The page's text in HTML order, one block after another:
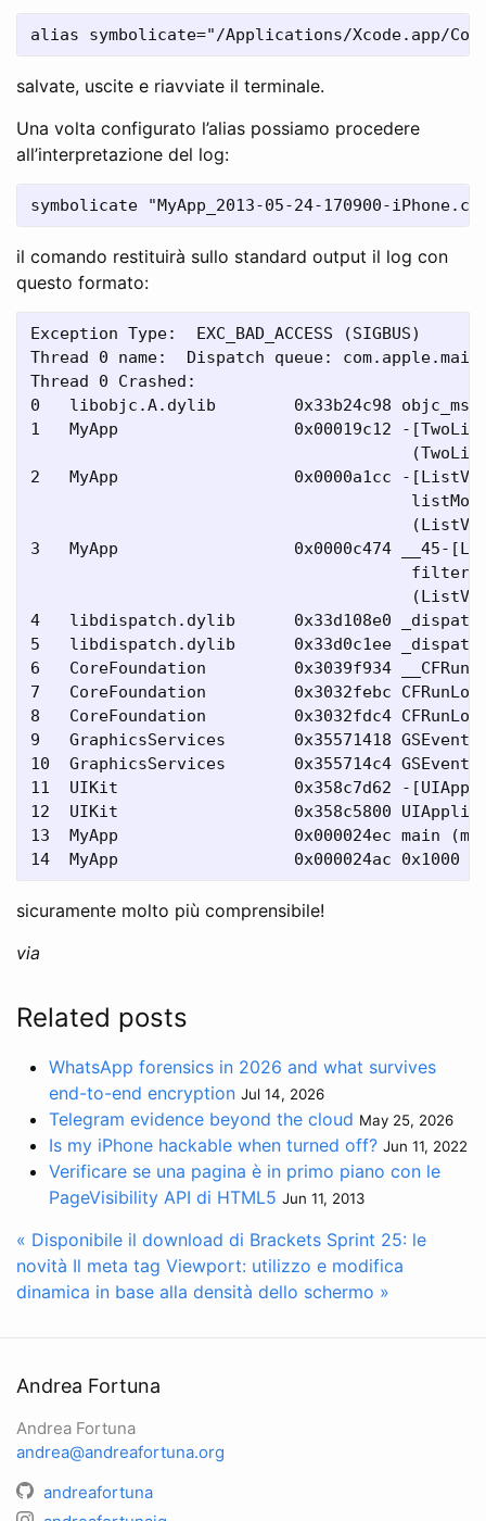
salvate, uscite e riavviate il terminale.
Una volta configurato l’alias possiamo procedere
all’interpretazione del log:
il comando restituirà sullo standard output il log con
questo formato:
Exception Type:  EXC_BAD_ACCESS (SIGBUS)
Thread 0 name:  Dispatch queue:
Thread 0 Crashed:
0   libobjc.A.dylib        0x33b24c98
1   MyApp                  0x00019c12 -
2   MyApp                  0x0000a1cc -
3   MyApp                  0x0000c474 __45-
4   libdispatch.dylib      0x33d108e0
5   libdispatch.dylib      0x33d0c1ee
6   CoreFoundation         0x3039f934
7   CoreFoundation         0x3032febc
8   CoreFoundation         0x3032fdc4
9   GraphicsServices       0x35571418
10  GraphicsServices       0x355714c4
11  UIKit                  0x358c7d62 -
12  UIKit                  0x358c5800
13  MyApp                  0x000024ec main
sicuramente molto più comprensibile!
via
Related posts
WhatsApp forensics in 2026 and what survives
end-to-end encryption Jul 14, 2026
Telegram evidence beyond the cloud May 25, 2026
Is my iPhone hackable when turned off? Jun 11, 2022
Verificare se una pagina è in primo piano con le
PageVisibility API di HTML5 Jun 11, 2013
« Disponibile il download di Brackets Sprint 25: le
novità Il meta tag Viewport: utilizzo e modifica
dinamica in base alla densità dello schermo »
Andrea Fortuna
Andrea Fortuna
andrea@andreafortuna.org
andreafortuna